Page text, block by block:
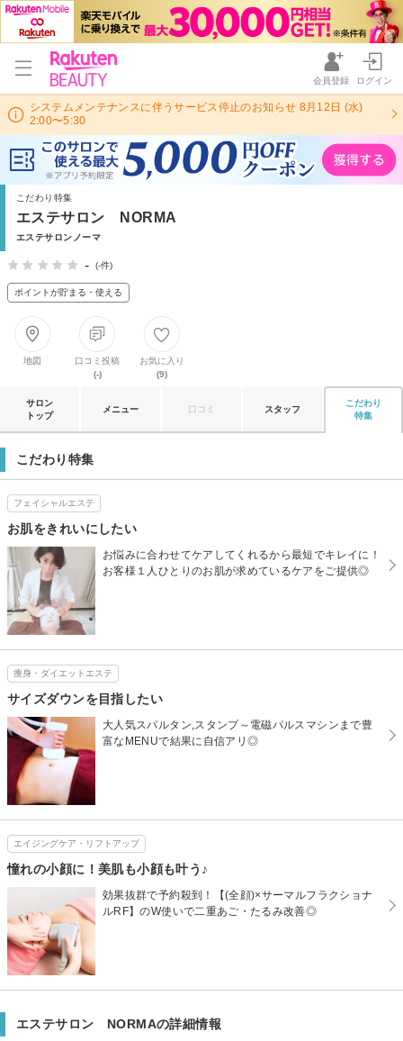
会員登録 ログイン
システムメンテナンスに伴うサービス停止のお知らせ 8月12日 (水)
2:00〜5:30
こだわり特集
エステサロン NORMA
エステサロンノーマ
- (-件)
ポイントが貯まる・使える
地図
口コミ投稿
(-)
お気に入り
(9)
サロン
トップ
メニュー 口コミ スタッフ
こだわり
特集
こだわり特集
フェイシャルエステ
お肌をきれいにしたい
お悩みに合わせてケアしてくれるから最短でキレイに！
お客様１人ひとりのお肌が求めているケアをご提供◎
痩身・ダイエットエステ
サイズダウンを目指したい
大人気スパルタン,スタンプ～電磁パルスマシンまで豊
富なMENUで結果に自信アリ◎
エイジングケア・リフトアップ
憧れの小顔に！美肌も小顔も叶う♪
効果抜群で予約殺到！【(全顔)×サーマルフラクショナ
ルRF】のW使いで二重あご・たるみ改善◎
エステサロン NORMAの詳細情報